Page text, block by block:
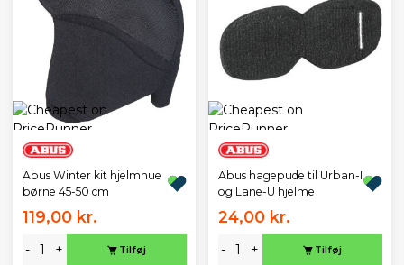
Abus Winter kit hjelmhue
børne 45-50 cm
119,00 kr.
- + Tilføj
Abus hagepude til Urban-I
og Lane-U hjelme
24,00 kr.
- + Tilføj